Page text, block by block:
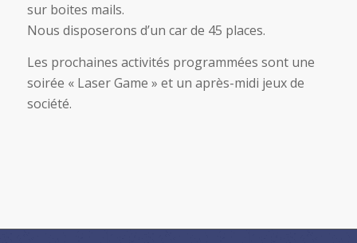
sur boites mails.
Nous disposerons d’un car de 45 places.
Les prochaines activités programmées sont une
soirée « Laser Game » et un après-midi jeux de
société.